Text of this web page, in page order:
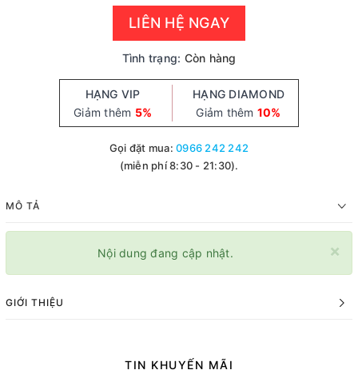
LIÊN HỆ NGAY
Tình trạng: Còn hàng
HẠNG VIP
Giảm thêm 5%
HẠNG DIAMOND
Giảm thêm 10%
Gọi đặt mua:0966 242 242
(miễn phí 8:30 - 21:30).
MÔ TẢ
×
Nội dung đang cập nhật.
GIỚI THIỆU
TIN KHUYẾN MÃI